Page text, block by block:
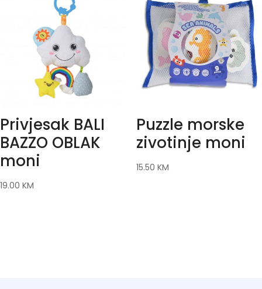
Privjesak BALI
BAZZO OBLAK
moni
19.00 KM
Puzzle morske
zivotinje moni
15.50 KM